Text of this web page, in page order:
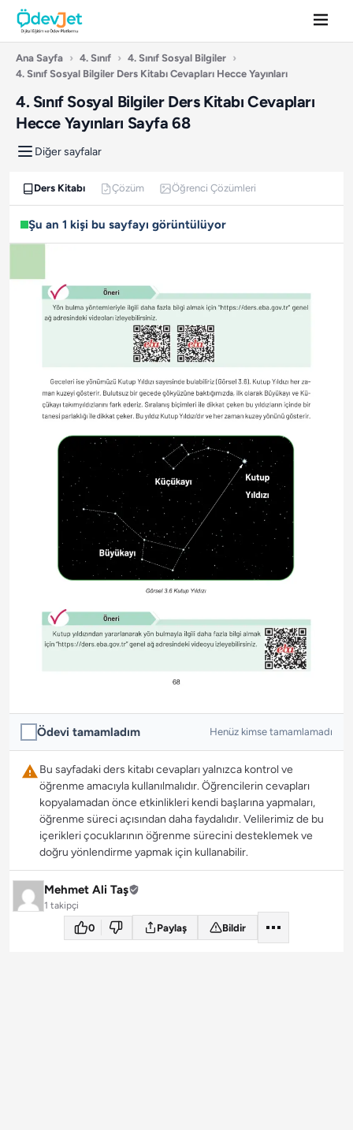
Ana Sayfa › 4. Sınıf › 4. Sınıf Sosyal Bilgiler ›
4. Sınıf Sosyal Bilgiler Ders Kitabı Cevapları Hecce Yayınları
4. Sınıf Sosyal Bilgiler Ders Kitabı Cevapları
Hecce Yayınları Sayfa 68
Diğer sayfalar
Ders Kitabı Çözüm Öğrenci Çözümleri
Şu an 1 kişi bu sayfayı görüntülüyor
Ödevi tamamladım Henüz kimse tamamlamadı
Bu sayfadaki ders kitabı cevapları yalnızca kontrol ve
öğrenme amacıyla kullanılmalıdır. Öğrencilerin cevapları
kopyalamadan önce etkinlikleri kendi başlarına yapmaları,
öğrenme süreci açısından daha faydalıdır. Velilerimiz de bu
içerikleri çocuklarının öğrenme sürecini desteklemek ve
doğru yönlendirme yapmak için kullanabilir.
Mehmet Ali Taş
1 takipçi
0 Paylaş Bildir